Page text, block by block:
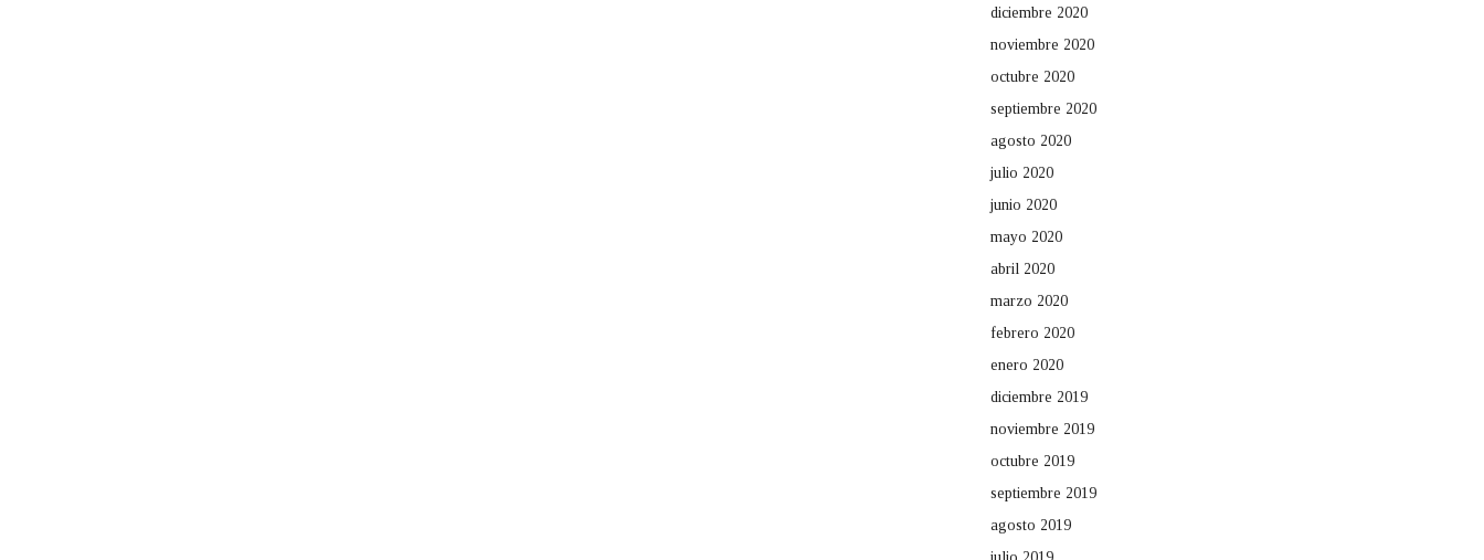
diciembre 2020
noviembre 2020
octubre 2020
septiembre 2020
agosto 2020
julio 2020
junio 2020
mayo 2020
abril 2020
marzo 2020
febrero 2020
enero 2020
diciembre 2019
noviembre 2019
octubre 2019
septiembre 2019
agosto 2019